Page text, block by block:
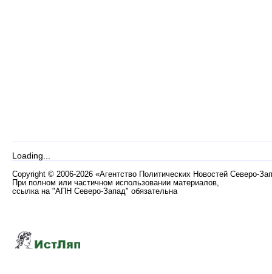
Loading...
Copyright © 2006-2026 «Агентство Политических Новостей Северо-
При полном или частичном использовании материалов,
ссылка на "АПН Северо-Запад" обязательна